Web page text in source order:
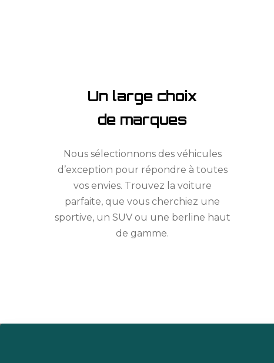
Un large choix
de marques
Nous sélectionnons des véhicules
d’exception pour répondre à toutes
vos envies. Trouvez la voiture
parfaite, que vous cherchiez une
sportive, un SUV ou une berline haut
de gamme.